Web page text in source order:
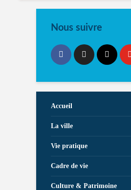
Nous suivre
Accueil
La ville
Vie pratique
Cadre de vie
Culture & Patrimoine